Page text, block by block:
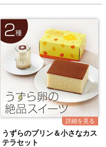
うずらのプリン＆小さなカス
テラセット